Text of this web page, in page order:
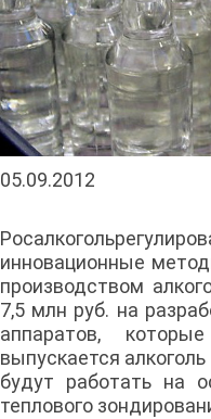
05.09.2012
инновационные
производством
7,5 млн руб. на
аппаратов,
выпускается
будут работать на
теплового